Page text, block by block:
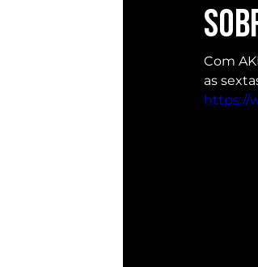
Com
as
https://